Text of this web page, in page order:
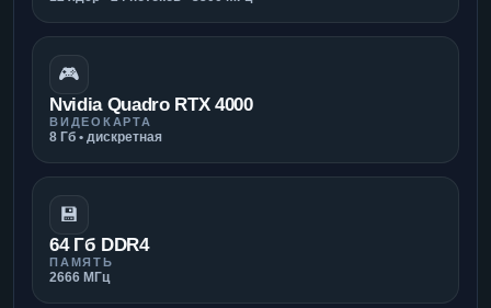
🎮
Nvidia Quadro RTX 4000
ВИДЕОКАРТА
8 Гб • дискретная
💾
64 Гб DDR4
ПАМЯТЬ
2666 МГц